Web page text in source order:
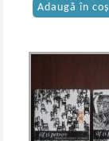
Adaugă în coș